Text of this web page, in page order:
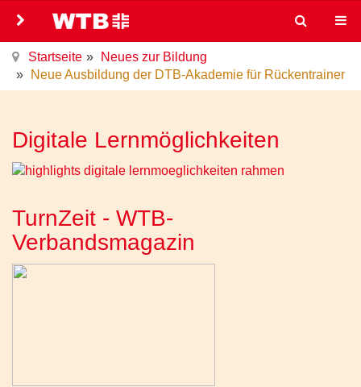
Startseite
Neues zur Bildung
Neue Ausbildung der DTB-Akademie für Rückentrainer
Digitale Lernmöglichkeiten
TurnZeit - WTB-
Verbandsmagazin